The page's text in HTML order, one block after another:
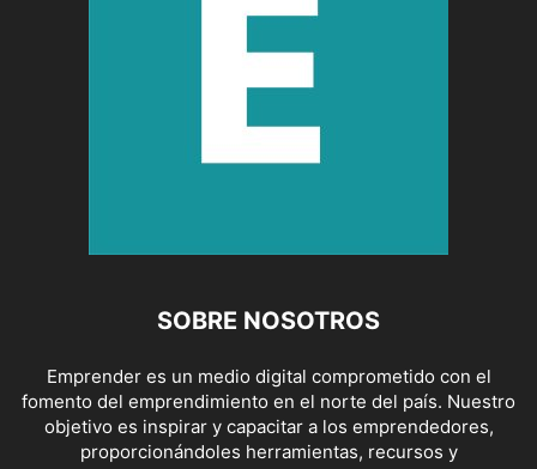
SOBRE NOSOTROS
Emprender es un medio digital comprometido con el
fomento del emprendimiento en el norte del país. Nuestro
objetivo es inspirar y capacitar a los emprendedores,
proporcionándoles herramientas, recursos y